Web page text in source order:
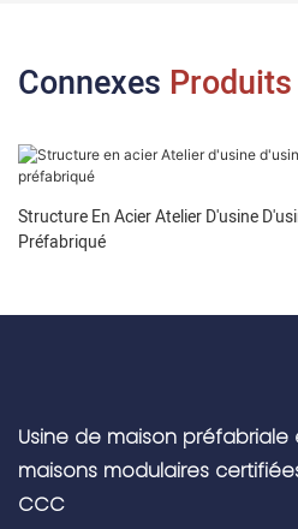
Connexes Produits
Structure En Acier Atelier D'usine
Préfabriqué
Usine de maison préfabriale
maisons modulaires
CCC